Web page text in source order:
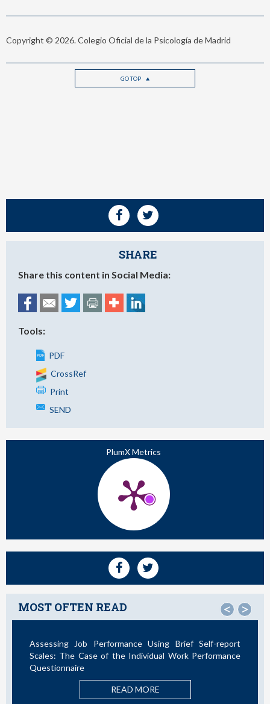
Copyright © 2026. Colegio Oficial de la Psicología de Madrid
GO TOP
SHARE
Share this content in Social Media:
Tools:
PDF
CrossRef
Print
SEND
PlumX Metrics
MOST OFTEN READ < >
Self-report
Performance
Not All Telework is Valuable